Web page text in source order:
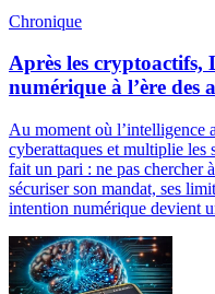
Chronique
Après les cryptoactifs,
numérique à l’ère des
Au moment où l’intelligence
cyberattaques et multiplie les
fait un pari : ne pas chercher
sécuriser son mandat, ses
intention numérique devient